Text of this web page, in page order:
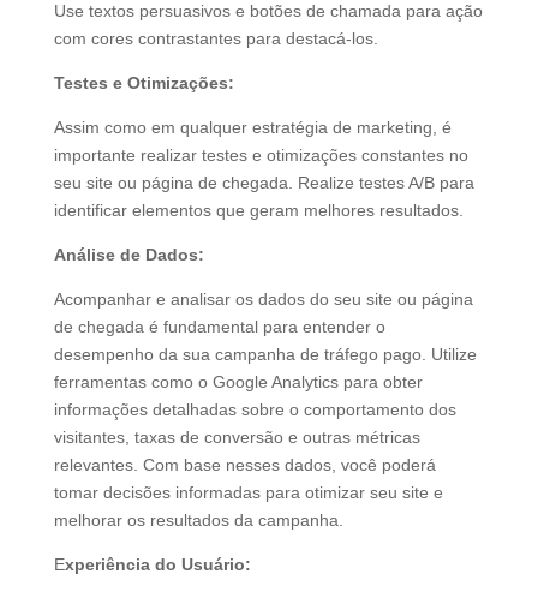
Use textos persuasivos e botões de chamada para ação
com cores contrastantes para destacá-los.
Testes e Otimizações:
Assim como em qualquer estratégia de marketing, é
importante realizar testes e otimizações constantes no
seu site ou página de chegada. Realize testes A/B para
identificar elementos que geram melhores resultados.
Análise de Dados:
Acompanhar e analisar os dados do seu site ou página
de chegada é fundamental para entender o
desempenho da sua campanha de tráfego pago. Utilize
ferramentas como o Google Analytics para obter
informações detalhadas sobre o comportamento dos
visitantes, taxas de conversão e outras métricas
relevantes. Com base nesses dados, você poderá
tomar decisões informadas para otimizar seu site e
melhorar os resultados da campanha.
Experiência do Usuário: